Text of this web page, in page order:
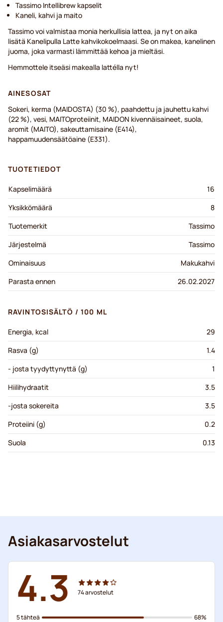
Tassimo Intellibrew kapselit
Kaneli, kahvi ja maito
Tassimo voi valmistaa monia herkullisia lattea, ja nyt on aika
lisätä Kanelipulla Latte kahvikokoelmaasi. Se on makea, kanelinen
juoma, joka varmasti lämmittää kehoa ja mieltäsi.
Hemmottele itseäsi makealla lattélla nyt!
AINESOSAT
Sokeri, kerma (MAIDOSTA) (30 %), paahdettu ja jauhettu kahvi
(22 %), vesi, MAITOproteiinit, MAIDON kivennäisaineet, suola,
aromit (MAITO), sakeuttamisaine (E414),
happamuudensäätöaine (E331).
TUOTETIEDOT
Kapselimäärä
16
Yksikkömäärä
8
Tuotemerkit
Tassimo
Järjestelmä
Tassimo
Ominaisuus
Makukahvi
Parasta ennen
26.02.2027
RAVINTOSISÄLTÖ / 100 ML
Energia, kcal
29
Rasva (g)
1.4
- josta tyydyttynyttä (g)
1
Hiilihydraatit
3.5
-josta sokereita
3.5
Proteiini (g)
0.2
Suola
0.13
Asiakasarvostelut
4.3 74arvostelut
5 tähteä
68%